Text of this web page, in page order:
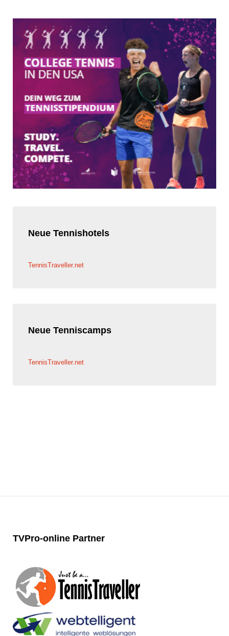
Neue Tennishotels
TennisTraveller.net
Neue Tenniscamps
TennisTraveller.net
TVPro-online Partner